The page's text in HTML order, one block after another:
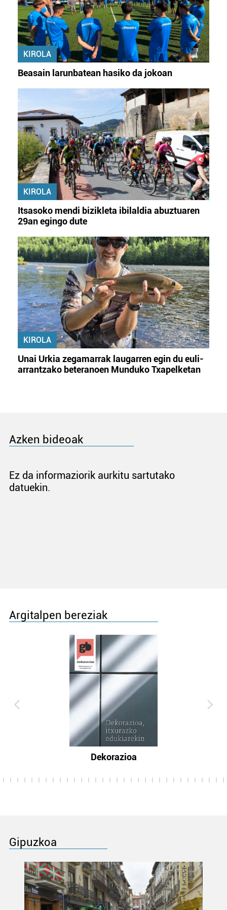
KIROLA
Beasain larunbatean hasiko da jokoan
KIROLA
Itsasoko mendi bizikleta ibilaldia abuztuaren
29an egingo dute
KIROLA
Unai Urkia zegamarrak laugarren egin du euli-
arrantzako beteranoen Munduko Txapelketan
Azken bideoak
Ez da informaziorik aurkitu sartutako
datuekin.
Argitalpen bereziak
Dekorazioa
Gipuzkoa